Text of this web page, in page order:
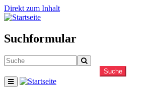
Direkt zum Inhalt
Suchformular
Suche